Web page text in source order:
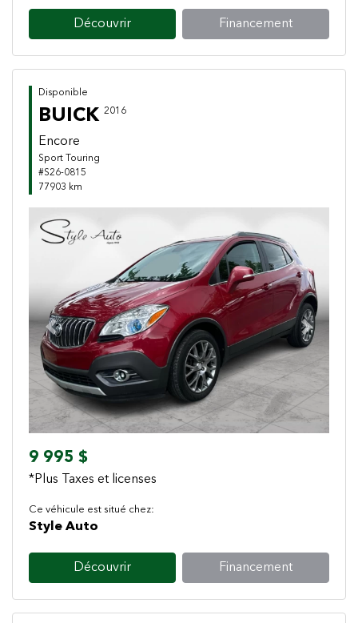
Découvrir Financement
Disponible
BUICK 2016
Encore
Sport Touring
#S26-0815
77903 km
Previous Next
9 995 $
*Plus Taxes et licenses
Ce véhicule est situé chez:
Style Auto
Découvrir Financement